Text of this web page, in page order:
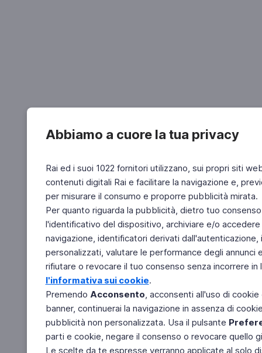
Abbiamo a cuore la tua privacy
Rai ed i suoi 1022 fornitori utilizzano, sui propri siti
contenuti digitali Rai e facilitare la navigazione e,
per misurare il consumo e proporre pubblicità mirata.
Per quanto riguarda la pubblicità, dietro tuo
l'identificativo del dispositivo, archiviare e/o
navigazione, identificatori derivati
personalizzati, valutare le performance degli
rifiutare o revocare il tuo consenso senza incorrere
l'informativa sui cookie.
Premendo Acconsento, acconsenti all'uso di
banner, continuerai la navigazione in assenza di
pubblicità non personalizzata. Usa il pulsante
parti e cookie, negare il consenso o revocare quello
Le scelte da te espresse verranno applicate al solo